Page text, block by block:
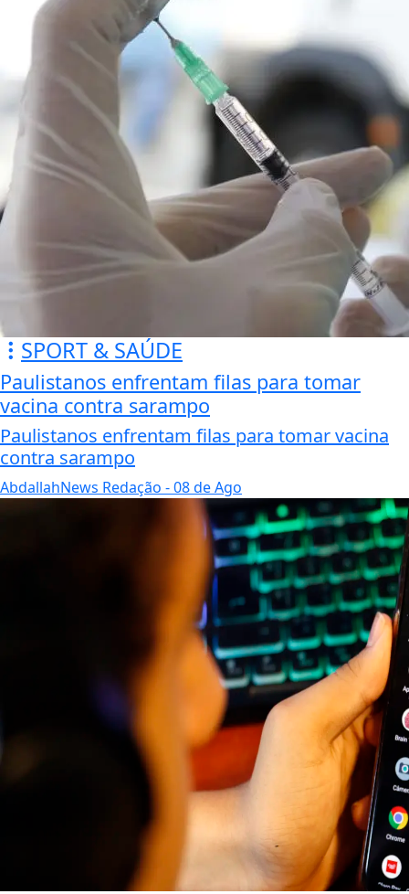
SPORT & SAÚDE
Paulistanos enfrentam filas para tomar
vacina contra sarampo
Paulistanos enfrentam filas para tomar vacina
contra sarampo
AbdallahNews Redação - 08 de Ago